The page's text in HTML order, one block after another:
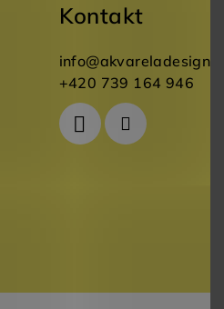
Kontakt
info@akvareladesign.cz
+420 739 164 946